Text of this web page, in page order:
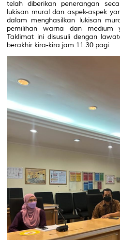
telah diberikan penerangan
lukisan mural dan aspek-aspek
dalam menghasilkan lukisan
pemilihan warna dan medium
Taklimat ini disusuli dengan
berakhir kira-kira jam 11.30 pagi.